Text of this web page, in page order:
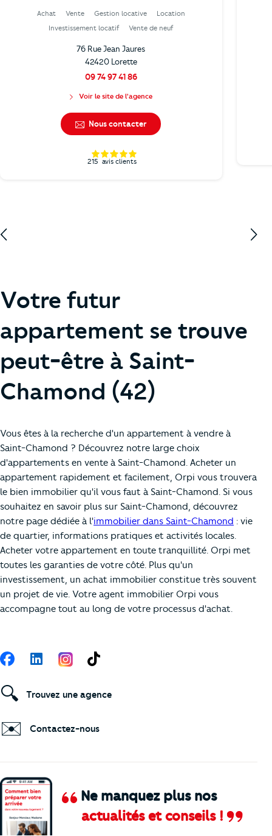
Achat Vente Gestion locative
Location
Investissement locatif
Vente de neuf
76 Rue Jean Jaures
42420 Lorette
09 74 97 41 86
Voir le site de l'agence
Nous contacter
215 avis clients
Votre futur
appartement se trouve
peut-être à Saint-
Chamond (42)
Vous êtes à la recherche d'un appartement à vendre à
Saint-Chamond ? Découvrez notre large choix
d'appartements en vente à Saint-Chamond. Acheter un
appartement rapidement et facilement, Orpi vous trouvera
le bien immobilier qu'il vous faut à Saint-Chamond. Si vous
souhaitez en savoir plus sur Saint-Chamond, découvrez
notre page dédiée à l'immobilier dans Saint-Chamond : vie
de quartier, informations pratiques et activités locales.
Acheter votre appartement en toute tranquillité. Orpi met
toutes les garanties de votre côté. Plus qu'un
investissement, un achat immobilier constitue très souvent
un projet de vie. Votre agent immobilier Orpi vous
accompagne tout au long de votre processus d'achat.
Ne manquez plus nos
actualités et conseils !
Suivez-nous
FacebookLinkedIn TikTok
🔍 Trouvez une agence
✉️ Contactez-nous